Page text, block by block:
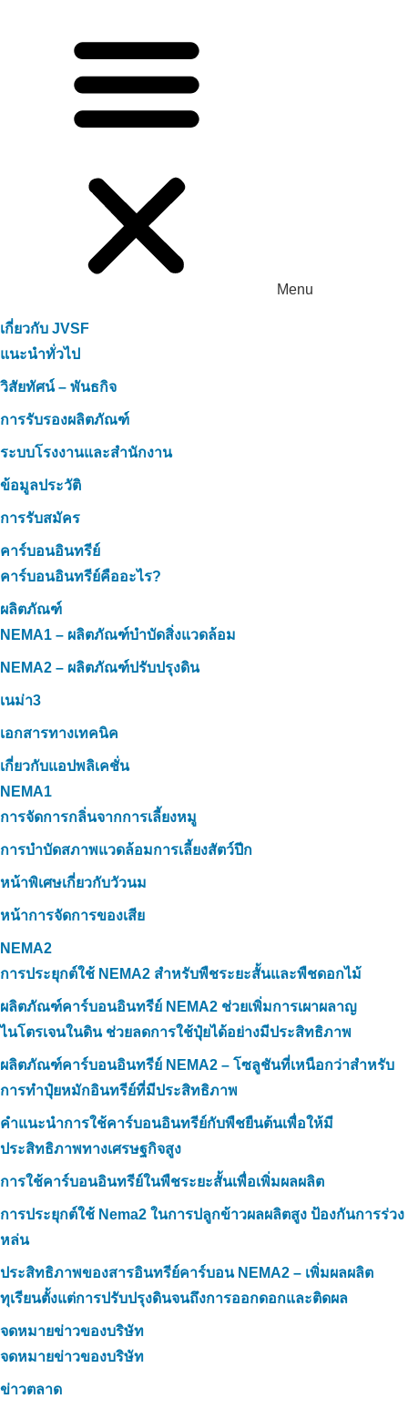
Menu
เกี่ยวกับ JVSF
แนะนำทั่วไป
วิสัยทัศน์ – พันธกิจ
การรับรองผลิตภัณฑ์
ระบบโรงงานและสำนักงาน
ข้อมูลประวัติ
การรับสมัคร
คาร์บอนอินทรีย์
คาร์บอนอินทรีย์คืออะไร?
ผลิตภัณฑ์
NEMA1 – ผลิตภัณฑ์บำบัดสิ่งแวดล้อม
NEMA2 – ผลิตภัณฑ์ปรับปรุงดิน
เนม่า3
เอกสารทางเทคนิค
เกี่ยวกับแอปพลิเคชั่น
NEMA1
การจัดการกลิ่นจากการเลี้ยงหมู
การบำบัดสภาพแวดล้อมการเลี้ยงสัตว์ปีก
หน้าพิเศษเกี่ยวกับวัวนม
หน้าการจัดการของเสีย
NEMA2
การประยุกต์ใช้ NEMA2 สำหรับพืชระยะสั้นและพืชดอกไม้
ผลิตภัณฑ์คาร์บอนอินทรีย์ NEMA2 ช่วยเพิ่มการเผาผลาญ
ไนโตรเจนในดิน ช่วยลดการใช้ปุ๋ยได้อย่างมีประสิทธิภาพ
ผลิตภัณฑ์คาร์บอนอินทรีย์ NEMA2 – โซลูชันที่เหนือกว่าสำหรับ
การทำปุ๋ยหมักอินทรีย์ที่มีประสิทธิภาพ
คำแนะนำการใช้คาร์บอนอินทรีย์กับพืชยืนต้นเพื่อให้มี
ประสิทธิภาพทางเศรษฐกิจสูง
การใช้คาร์บอนอินทรีย์ในพืชระยะสั้นเพื่อเพิ่มผลผลิต
การประยุกต์ใช้ Nema2 ในการปลูกข้าวผลผลิตสูง ป้องกันการร่วง
หล่น
ประสิทธิภาพของสารอินทรีย์คาร์บอน NEMA2 – เพิ่มผลผลิต
ทุเรียนตั้งแต่การปรับปรุงดินจนถึงการออกดอกและติดผล
จดหมายข่าวของบริษัท
จดหมายข่าวของบริษัท
ข่าวตลาด